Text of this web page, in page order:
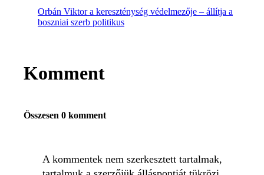
Orbán Viktor a kereszténység védelmezője – állítja a
boszniai szerb politikus
Komment
Összesen 0 komment
A kommentek nem szerkesztett tartalmak,